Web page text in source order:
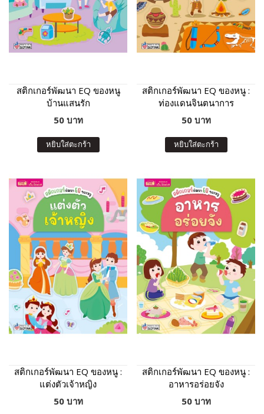
สติกเกอร์พัฒนา EQ ของหนู
บ้านแสนรัก
50 บาท
หยิบใส่ตะกร้า
สติกเกอร์พัฒนา EQ ของหนู :
ท่องแดนจินตนาการ
50 บาท
หยิบใส่ตะกร้า
สติกเกอร์พัฒนา EQ ของหนู :
แต่งตัวเจ้าหญิง
50 บาท
สติกเกอร์พัฒนา EQ ของหนู :
อาหารอร่อยจัง
50 บาท